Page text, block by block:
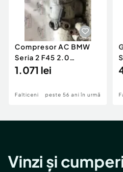
Compresor AC BMW
Seria 2 F45 2.0
Motorina 2016
1.071 lei
Falticeni peste 56 ani în urmă
Vinzi și